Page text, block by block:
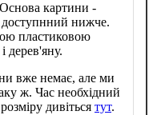
картини -
доступнний нижче.
пластиковою
дерев'яну.
вже немає, але ми
ж. Час необхідний
дивіться тут.